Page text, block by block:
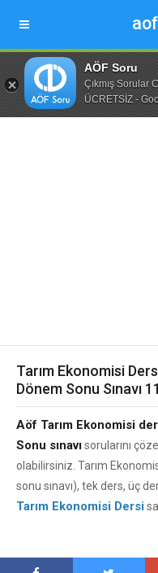
AÖF Soru
Çıkmış Sorular
ÜCRETSİZ -
Tarım Ekonomisi
Dönem Sonu Sınavı
Aöf Tarım Ekonomisi
Sonu sınavısorularını
olabilirsiniz. Tarım
sonu sınavı), tek ders, üç
Tarım Ekonomisi Dersi